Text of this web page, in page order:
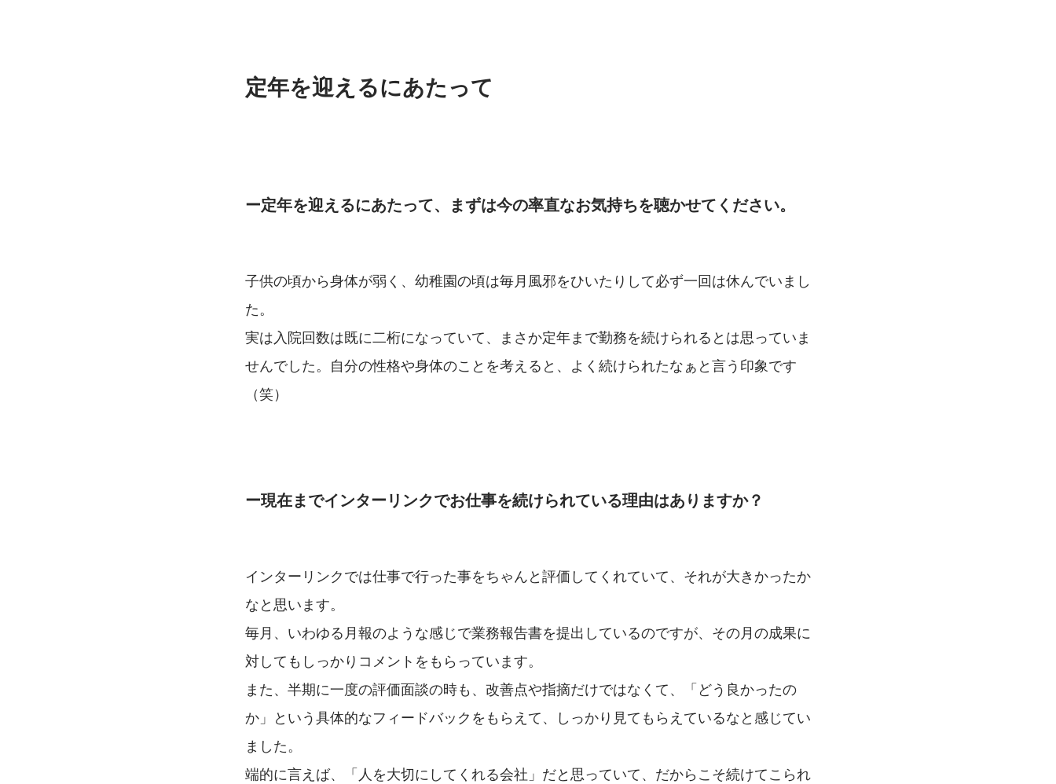
定年を迎えるにあたって
ー定年を迎えるにあたって、まずは今の率直なお気持ちを聴かせてください。
子供の頃から身体が弱く、幼稚園の頃は毎月風邪をひいたりして必ず一回は休んでいまし
た。
実は入院回数は既に二桁になっていて、まさか定年まで勤務を続けられるとは思っていま
せんでした。自分の性格や身体のことを考えると、よく続けられたなぁと言う印象です
（笑）
ー現在までインターリンクでお仕事を続けられている理由はありますか？
インターリンクでは仕事で行った事をちゃんと評価してくれていて、それが大きかったか
なと思います。
毎月、いわゆる月報のような感じで業務報告書を提出しているのですが、その月の成果に
対してもしっかりコメントをもらっています。
また、半期に一度の評価面談の時も、改善点や指摘だけではなくて、「どう良かったの
か」という具体的なフィードバックをもらえて、しっかり見てもらえているなと感じてい
ました。
端的に言えば、「人を大切にしてくれる会社」だと思っていて、だからこそ続けてこられ